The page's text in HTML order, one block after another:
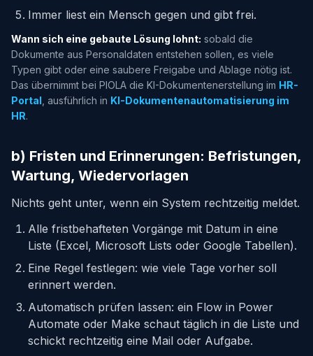
Immer liest ein Mensch gegen und gibt frei.
Wann sich eine gebaute Lösung lohnt: sobald die
Dokumente aus Personaldaten entstehen sollen, es viele
Typen gibt oder eine saubere Freigabe und Ablage nötig ist.
Das übernimmt bei PIOLA die KI-Dokumentenerstellung im HR-
Portal , ausführlich in KI-Dokumentenautomatisierung im
HR.
b) Fristen und Erinnerungen: Befristungen,
Wartung, Wiedervorlagen
Nichts geht unter, wenn ein System rechtzeitig meldet.
Alle fristbehafteten Vorgänge mit Datum in eine
Liste (Excel, Microsoft Lists oder Google Tabellen).
Eine Regel festlegen: wie viele Tage vorher soll
erinnert werden.
Automatisch prüfen lassen: ein Flow in Power
Automate oder Make schaut täglich in die Liste und
schickt rechtzeitig eine Mail oder Aufgabe.